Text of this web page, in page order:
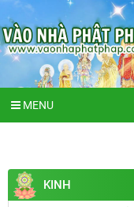
MENU
KINH